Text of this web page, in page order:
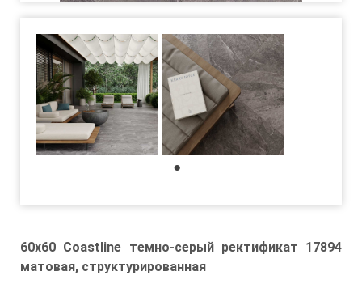
60x60 Coastline темно-серый ректификат 17894
матовая, структурированная